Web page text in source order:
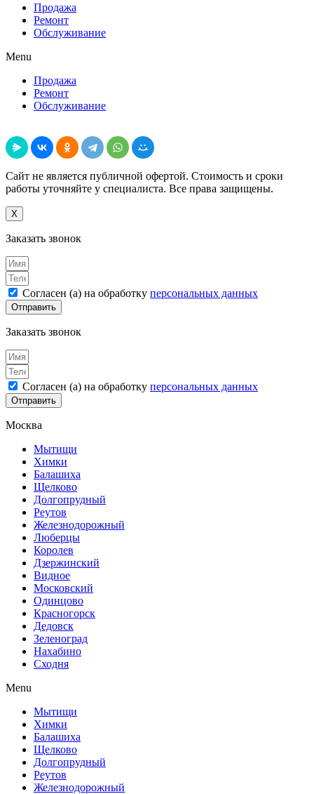
Продажа
Ремонт
Обслуживание
Menu
Продажа
Ремонт
Обслуживание
Сайт не является публичной офертой. Стоимость и сроки
работы уточняйте у специалиста. Все права защищены.
X
Заказать звонок
Согласен (а) на обработку персональных данных
Отправить
Заказать звонок
Согласен (а) на обработку персональных данных
Отправить
Москва
Мытищи
Химки
Балашиха
Щелково
Долгопрудный
Реутов
Железнодорожный
Люберцы
Королев
Дзержинский
Видное
Московский
Одинцово
Красногорск
Дедовск
Зеленоград
Нахабино
Сходня
Menu
Мытищи
Химки
Балашиха
Щелково
Долгопрудный
Реутов
Железнодорожный